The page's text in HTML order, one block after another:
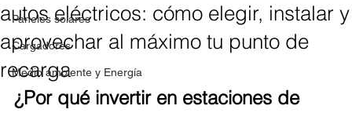
Paneles solares
Cargadores
Medio ambiente y Energía
autos eléctricos: cómo elegir, instalar y
aprovechar al máximo tu punto de
recarga
¿Por qué invertir en estaciones de